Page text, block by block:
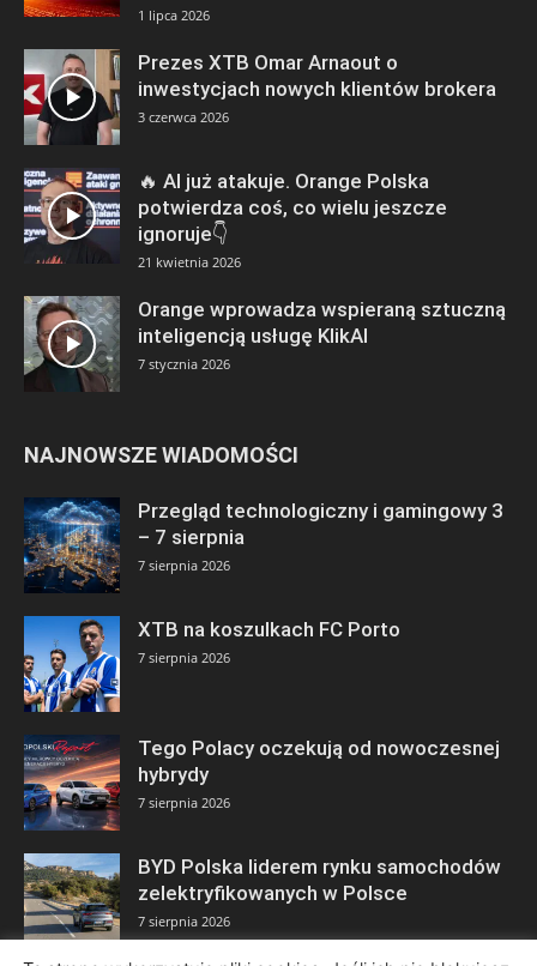
1 lipca 2026
Prezes XTB Omar Arnaout o
inwestycjach nowych klientów brokera
3 czerwca 2026
🔥 AI już atakuje. Orange Polska
potwierdza coś, co wielu jeszcze
ignoruje👇
21 kwietnia 2026
Orange wprowadza wspieraną sztuczną
inteligencją usługę KlikAI
7 stycznia 2026
NAJNOWSZE WIADOMOŚCI
Przegląd technologiczny i gamingowy 3
– 7 sierpnia
7 sierpnia 2026
XTB na koszulkach FC Porto
7 sierpnia 2026
Tego Polacy oczekują od nowoczesnej
hybrydy
7 sierpnia 2026
BYD Polska liderem rynku samochodów
zelektryfikowanych w Polsce
7 sierpnia 2026